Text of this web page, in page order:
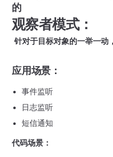
的
观察者模式：
针对于目标对象的一举一动
应用场景：
事件监听
日志监听
短信通知
代码场景：